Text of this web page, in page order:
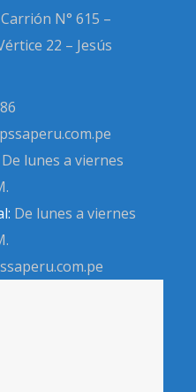
N° 615 –
22 – Jesús
De lunes a viernes
De lunes a viernes